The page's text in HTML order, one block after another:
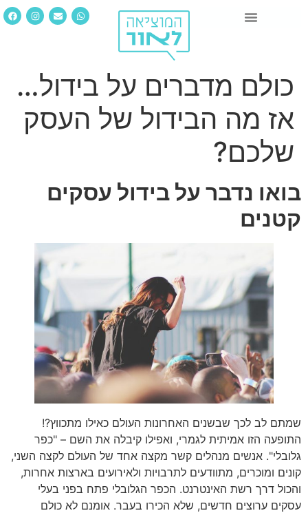
כולם מדברים על בידול…
אז מה הבידול של העסק
שלכם?
בואו נדבר על בידול עסקים
קטנים
שמתם לב לכך שבשנים האחרונות העולם כאילו מתכווץ?!
התופעה הזו אמיתית לגמרי, ואפילו קיבלה את השם – "כפר
גלובלי". אנשים מנהלים קשר מקצה אחד של העולם לקצה השני,
קונים ומוכרים, מתוודעים לתרבויות ולאירועים בארצות אחרות,
והכול דרך רשת האינטרנט. הכפר הגלובלי פתח בפני בעלי
עסקים ערוצים חדשים, שלא הכירו בעבר. אומנם לא כולם